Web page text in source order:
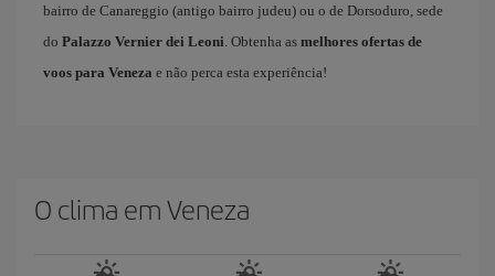
bairro de Canareggio (antigo bairro judeu) ou o de Dorsoduro, sede
do Palazzo Vernier dei Leoni. Obtenha as melhores ofertas de
voos para Veneza e não perca esta experiência!​ ​
O clima em Veneza